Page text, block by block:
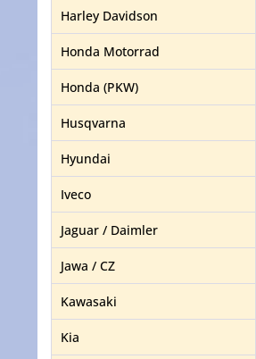
Harley Davidson
Honda Motorrad
Honda (PKW)
Husqvarna
Hyundai
Iveco
Jaguar / Daimler
Jawa / CZ
Kawasaki
Kia